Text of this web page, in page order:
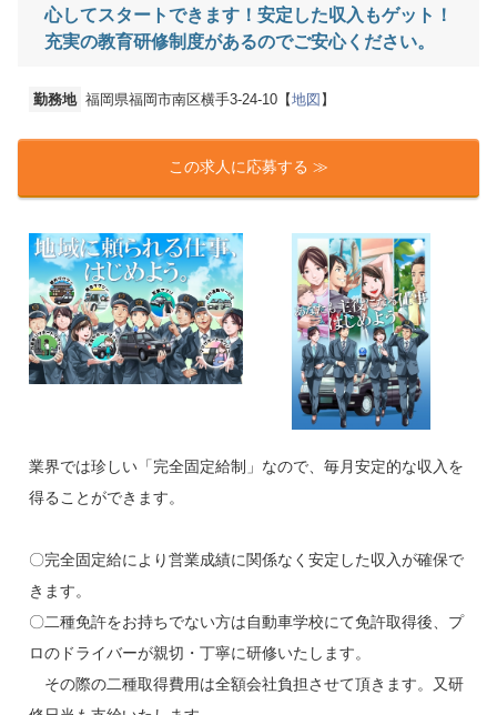
心してスタートできます！安定した収入もゲット！
充実の教育研修制度があるのでご安心ください。
勤務地 福岡県福岡市南区横手3-24-10【地図】
この求人に応募する ≫
業界では珍しい「完全固定給制」なので、毎月安定的な収入を
得ることができます。
〇完全固定給により営業成績に関係なく安定した収入が確保で
きます。
〇二種免許をお持ちでない方は自動車学校にて免許取得後、プ
ロのドライバーが親切・丁寧に研修いたします。
その際の二種取得費用は全額会社負担させて頂きます。又研